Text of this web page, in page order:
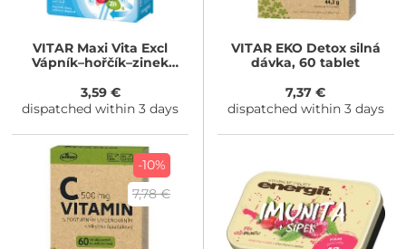
VITAR Maxi Vita Excl
Vápník–hořčík–zinek
3,59 €
dispatched within 3 days
VITAREKO Detox silná
dávka, 60 tablet
7,37 €
dispatched within 3 days
-10%
7,78 €